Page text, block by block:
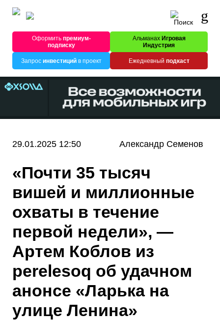
Оформитьпремиум-
подписку
Альманах Игровая
Индустрия
Запрос инвестицийв проект Ежедневный подкаст
29.01.2025 12:50 Александр Семенов
«Почти 35 тысяч
вишей и миллионные
охваты в течение
первой недели», —
Артем Коблов из
perelesoq об удачном
анонсе «Ларька на
улице Ленина»